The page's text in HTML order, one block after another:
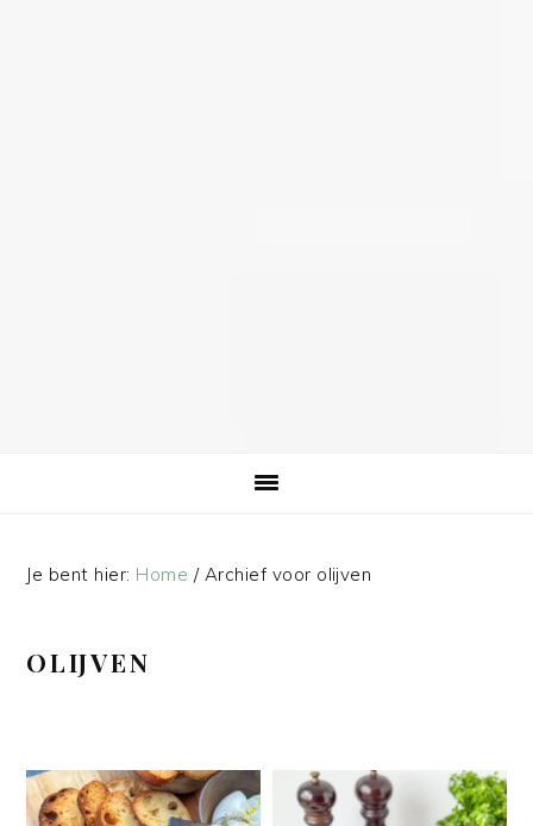
Je bent hier: Home /Archief voor olijven
OLIJVEN